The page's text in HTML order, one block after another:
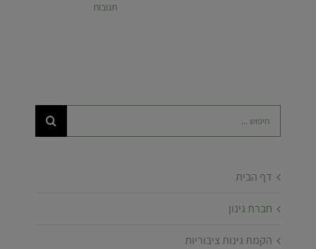
תגובות
דף הבית
חברת גינון
הקמת גינות ציבוריות